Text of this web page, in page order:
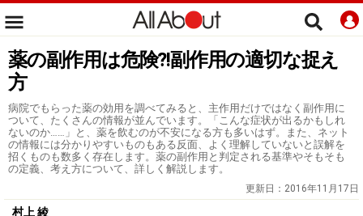
薬の副作用は危険?!副作用の適切な捉え
方
病院でもらった薬の効用を調べてみると、主作用だけではなく副作用に
ついて、たくさんの情報が並んでいます。「こんな症状が出るかもしれ
ないのか……」と、薬を飲むのが不安になる方も多いはず。また、ネット
の情報には分かりやすいものもある反面、よく理解していないと誤解を
招くものも数多く存在します。薬の副作用と判定される基準やそもそも
の定義、考え方について、詳しく解説します。
更新日： 2016年11月17日
村上 綾